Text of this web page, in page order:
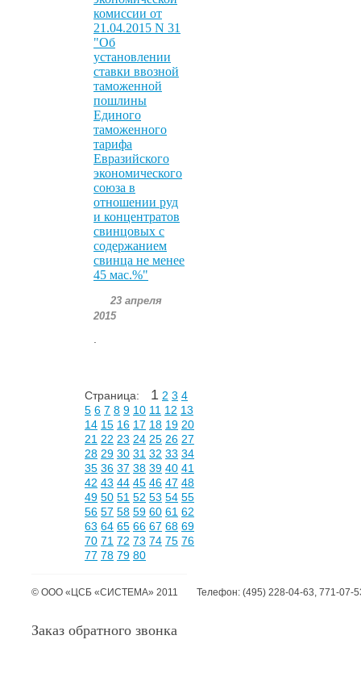
комиссии от
21.04.2015 N 31
"Об
установлении
ставки ввозной
таможенной
пошлины
Единого
таможенного
тарифа
Евразийского
экономического
союза в
отношении руд
и концентратов
свинцовых с
содержанием
свинца не менее
45 мас.%"
23 апреля
2015
.
Страница: 1 2 3 4
5 6 7 8 9 10 11 12 13
14 15 16 17 18 19 20
21 22 23 24 25 26 27
28 29 30 31 32 33 34
35 36 37 38 39 40 41
42 43 44 45 46 47 48
49 50 51 52 53 54 55
56 57 58 59 60 61 62
63 64 65 66 67 68 69
70 71 72 73 74 75 76
77 78 79 80
© ООО «ЦСБ «СИСТЕМА» 2011 Телефон: (495) 228-04-63, 771-07-
Заказ обратного звонка